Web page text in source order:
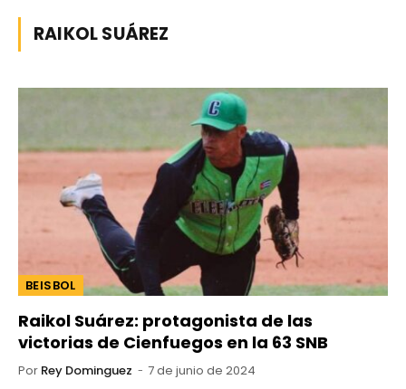
RAIKOL SUÁREZ
BEISBOL
Raikol Suárez: protagonista de las
victorias de Cienfuegos en la 63 SNB
Por Rey Dominguez 7 de junio de 2024